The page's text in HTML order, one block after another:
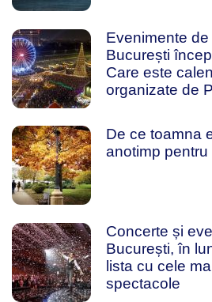
Evenimente
București
Care este
organizate de
De ce toamna
anotimp pentru
Concerte și
București, în
lista cu cele
spectacole